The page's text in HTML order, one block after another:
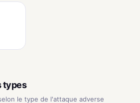
types
le type de l'attaque adverse